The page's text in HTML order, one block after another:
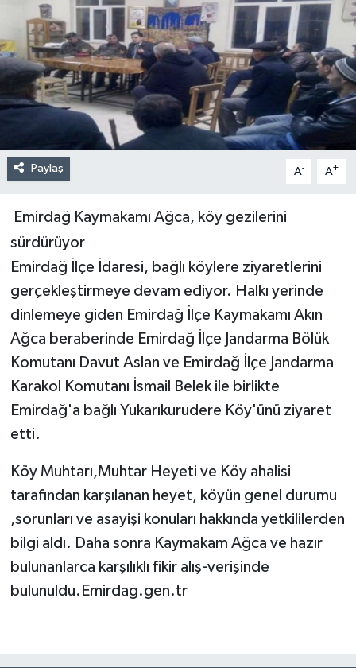
Paylaş A- A+
Emirdağ Kaymakamı Ağca, köy gezilerini
sürdürüyor
Emirdağ İlçe İdaresi, bağlı köylere ziyaretlerini
gerçekleştirmeye devam ediyor. Halkı yerinde
dinlemeye giden Emirdağ İlçe Kaymakamı Akın
Ağca beraberinde Emirdağ İlçe Jandarma Bölük
Komutanı Davut Aslan ve Emirdağ İlçe Jandarma
Karakol Komutanı İsmail Belek ile birlikte
Emirdağ'a bağlı Yukarıkurudere Köy'ünü ziyaret
etti.
Köy Muhtarı,Muhtar Heyeti ve Köy ahalisi
tarafından karşılanan heyet, köyün genel durumu
,sorunları ve asayişi konuları hakkında yetkililerden
bilgi aldı. Daha sonra Kaymakam Ağca ve hazır
bulunanlarca karşılıklı fikir alış-verişinde
bulunuldu.Emirdag.gen.tr